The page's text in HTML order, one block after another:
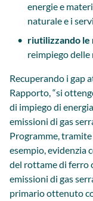
energie e
naturale e i
riutilizzando le
reimpiego delle
Recuperando i gap
Rapporto, “si
di impiego di
emissioni di gas
Programme,
esempio, evidenzia
del rottame di ferro
emissioni di gas
primario ottenuto